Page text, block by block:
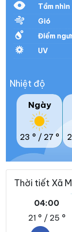
Tầm nhìn
Gió
Điểm
UV
Nhiệt độ
Ngày
23 ° / 27 °
Thời tiết Xã
04:00
21 ° / 25 °